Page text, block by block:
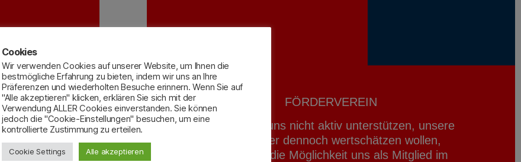
die
HvO-
FÖRDERVEREIN
Sollten Sie uns nicht aktiv unterstützen, unsere
Arbeit aber dennoch wertschätzen wollen,
haben Sie die Möglichkeit uns als Mitglied im
Cookies
Wir verwenden Cookies auf unserer Website, um Ihnen die
bestmögliche Erfahrung zu bieten, indem wir uns an Ihre
Präferenzen und wiederholten Besuche erinnern. Wenn Sie auf
"Alle akzeptieren" klicken, erklären Sie sich mit der
Verwendung ALLER Cookies einverstanden. Sie können
jedoch die "Cookie-Einstellungen" besuchen, um eine
kontrollierte Zustimmung zu erteilen.
Cookie Settings Alle akzeptieren